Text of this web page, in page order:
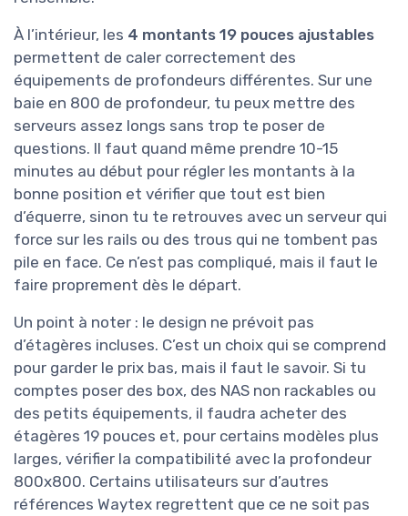
À l’intérieur, les 4 montants 19 pouces ajustables
permettent de caler correctement des
équipements de profondeurs différentes. Sur une
baie en 800 de profondeur, tu peux mettre des
serveurs assez longs sans trop te poser de
questions. Il faut quand même prendre 10-15
minutes au début pour régler les montants à la
bonne position et vérifier que tout est bien
d’équerre, sinon tu te retrouves avec un serveur qui
force sur les rails ou des trous qui ne tombent pas
pile en face. Ce n’est pas compliqué, mais il faut le
faire proprement dès le départ.
Un point à noter : le design ne prévoit pas
d’étagères incluses. C’est un choix qui se comprend
pour garder le prix bas, mais il faut le savoir. Si tu
comptes poser des box, des NAS non rackables ou
des petits équipements, il faudra acheter des
étagères 19 pouces et, pour certains modèles plus
larges, vérifier la compatibilité avec la profondeur
800x800. Certains utilisateurs sur d’autres
références Waytex regrettent que ce ne soit pas